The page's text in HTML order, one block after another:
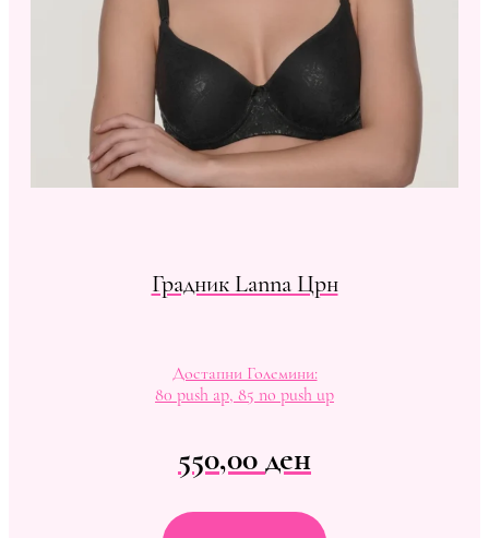
Градник Lanna Црн
Достапни Големини:
80 push ap, 85 no push up
550,00ден